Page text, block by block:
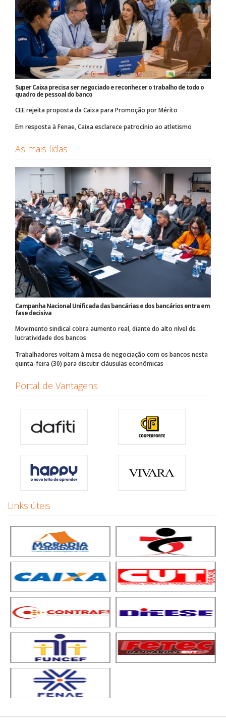
Super Caixa precisa ser negociado e reconhecer o trabalho de todo o
quadro de pessoal do banco
CEE rejeita proposta da Caixa para Promoção por Mérito
Em resposta à Fenae, Caixa esclarece patrocínio ao atletismo
As mais lidas
Campanha Nacional Unificada das bancárias e dos bancários entra em
fase decisiva
Movimento sindical cobra aumento real, diante do alto nível de
lucratividade dos bancos
Trabalhadores voltam à mesa de negociação com os bancos nesta
quinta-feira (30) para discutir cláusulas econômicas
Portal de Vantagens
Links úteis